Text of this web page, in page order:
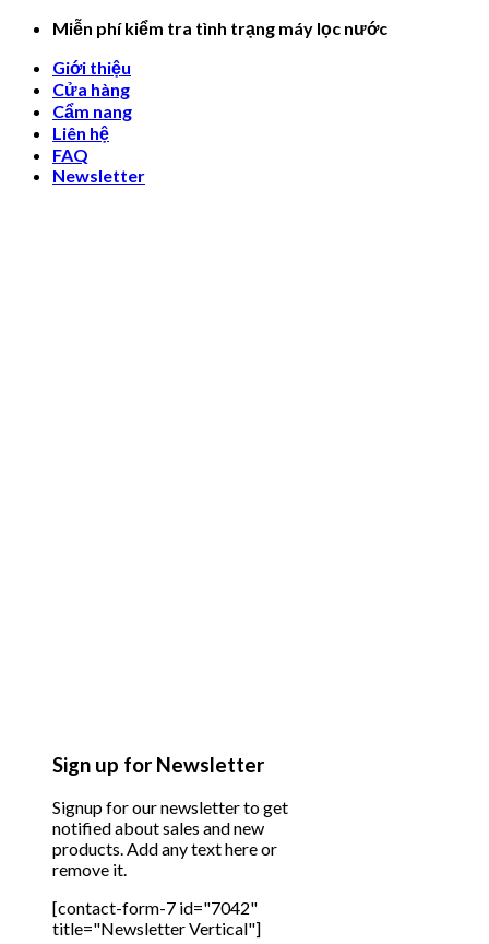
Skip
content
Miễn phí kiểm tra tình trạng máy lọc nước
Giới thiệu
Cửa hàng
Cẩm nang
Liên hệ
FAQ
Newsletter
Sign up for Newsletter
Signup for our newsletter to get
notified about sales and new
products. Add any text here or
remove it.
[contact-form-7 id="7042"
title="Newsletter Vertical"]